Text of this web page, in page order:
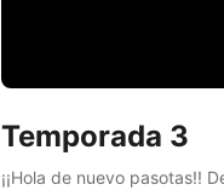
Temporada 3
¡¡Hola de nuevo pasotas!!